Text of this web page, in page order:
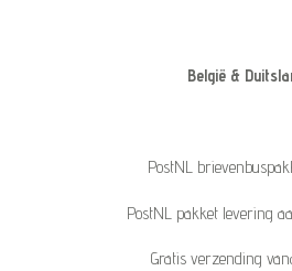
België &
PostNL
PostNL pakket levering
Gratis verzending